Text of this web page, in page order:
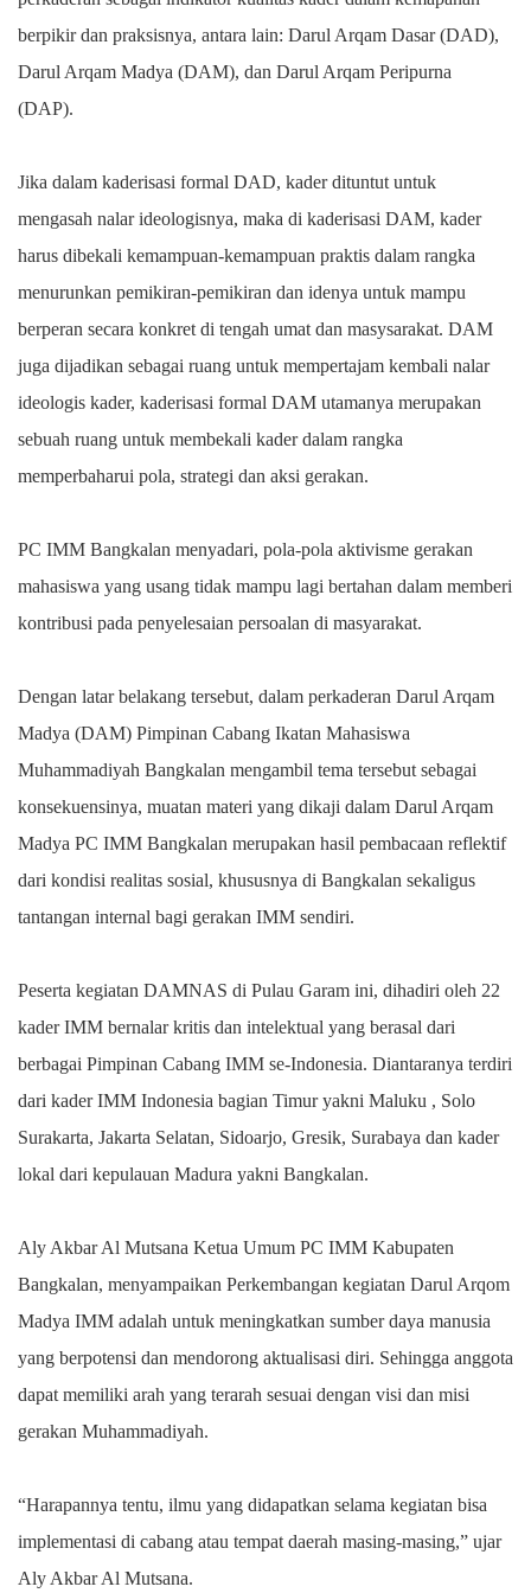
berpikir dan praksisnya, antara lain: Darul Arqam Dasar (DAD),
Darul Arqam Madya (DAM), dan Darul Arqam Peripurna
(DAP).
Jika dalam kaderisasi formal DAD, kader dituntut untuk
mengasah nalar ideologisnya, maka di kaderisasi DAM, kader
harus dibekali kemampuan-kemampuan praktis dalam rangka
menurunkan pemikiran-pemikiran dan idenya untuk mampu
berperan secara konkret di tengah umat dan masysarakat. DAM
juga dijadikan sebagai ruang untuk mempertajam kembali nalar
ideologis kader, kaderisasi formal DAM utamanya merupakan
sebuah ruang untuk membekali kader dalam rangka
memperbaharui pola, strategi dan aksi gerakan.
PC IMM Bangkalan menyadari, pola-pola aktivisme gerakan
mahasiswa yang usang tidak mampu lagi bertahan dalam memberi
kontribusi pada penyelesaian persoalan di masyarakat.
Dengan latar belakang tersebut, dalam perkaderan Darul Arqam
Madya (DAM) Pimpinan Cabang Ikatan Mahasiswa
Muhammadiyah Bangkalan mengambil tema tersebut sebagai
konsekuensinya, muatan materi yang dikaji dalam Darul Arqam
Madya PC IMM Bangkalan merupakan hasil pembacaan reflektif
dari kondisi realitas sosial, khususnya di Bangkalan sekaligus
tantangan internal bagi gerakan IMM sendiri.
Peserta kegiatan DAMNAS di Pulau Garam ini, dihadiri oleh 22
kader IMM bernalar kritis dan intelektual yang berasal dari
berbagai Pimpinan Cabang IMM se-Indonesia. Diantaranya terdiri
dari kader IMM Indonesia bagian Timur yakni Maluku , Solo
Surakarta, Jakarta Selatan, Sidoarjo, Gresik, Surabaya dan kader
lokal dari kepulauan Madura yakni Bangkalan.
Aly Akbar Al Mutsana Ketua Umum PC IMM Kabupaten
Bangkalan, menyampaikan Perkembangan kegiatan Darul Arqom
Madya IMM adalah untuk meningkatkan sumber daya manusia
yang berpotensi dan mendorong aktualisasi diri. Sehingga anggota
dapat memiliki arah yang terarah sesuai dengan visi dan misi
gerakan Muhammadiyah.
“Harapannya tentu, ilmu yang didapatkan selama kegiatan bisa
implementasi di cabang atau tempat daerah masing-masing,” ujar
Aly Akbar Al Mutsana.